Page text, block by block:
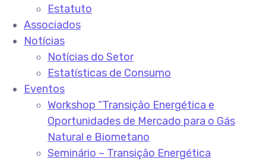
Estatuto
Associados
Notícias
Notícias do Setor
Estatísticas de Consumo
Eventos
Workshop “Transição Energética e
Oportunidades de Mercado para o Gás
Natural e Biometano
Seminário – Transição Energética